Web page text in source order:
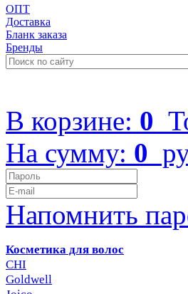
ОПТ
Доставка
Бланк заказа
Бренды
В корзине: 0
На сумму: 0
Напомнить
Косметика для волос
CHI
Goldwell